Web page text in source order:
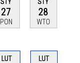
27
PON
28
WTO
LUT LUT